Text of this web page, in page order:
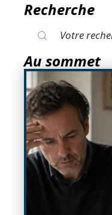
Recherche
Au sommet